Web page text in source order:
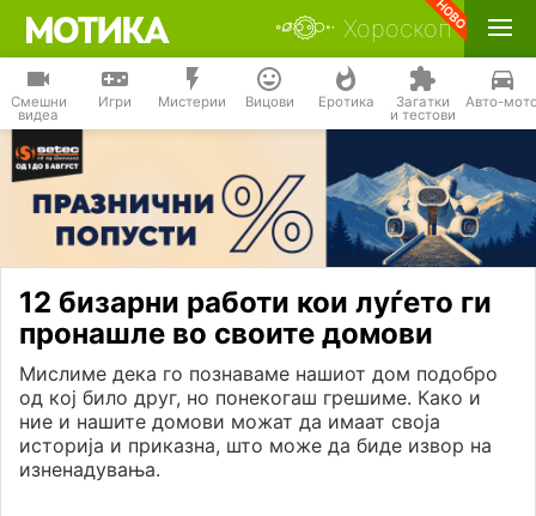
Хороскоп
Смешни
видеа
Игри Мистерии Вицови Еротика Загатки
и тестови
Авто-
12 бизарни работи кои луѓето ги
пронашле во своите домови
Мислиме дека го познаваме нашиот дом подобро
од кој било друг, но понекогаш грешиме. Како и
ние и нашите домови можат да имаат своја
историја и приказна, што може да биде извор на
изненадувања.